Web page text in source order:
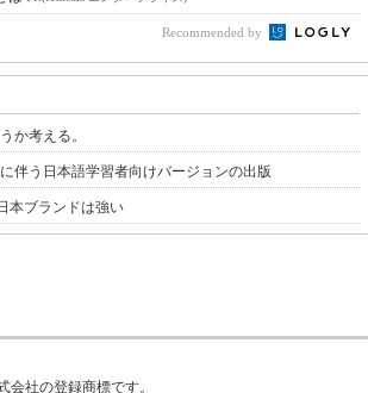
Recommended by
か考える。
伴う日本語学習者向けバージョンの出版
本ブランドは強い
会社の登録商標です。